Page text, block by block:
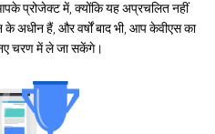
प्रोजेक्ट में, क्योंकि यह अप्रचलित नहीं
के अधीन हैं, और वर्षों बाद भी, आप केवीएस का
चरण में ले जा सकेंगे।